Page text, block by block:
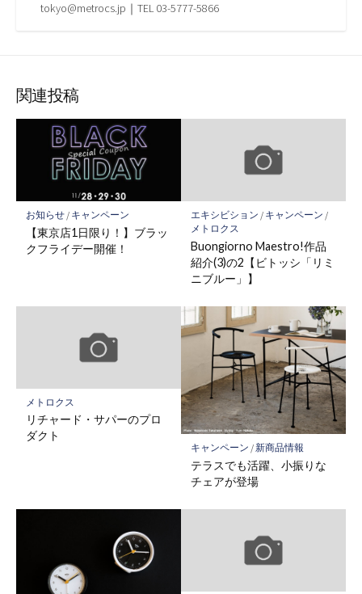
tokyo@metrocs.jp｜TEL 03-5777-5866
関連投稿
お知らせ/ キャンペーン
【東京店1日限り！】ブラッ
クフライデー開催！
エキシビション / キャンペーン /
メトロクス
Buongiorno Maestro!作品
紹介(3)の2【ビトッシ「リミ
ニブルー」】
メトロクス
リチャード・サパーのプロ
ダクト
キャンペーン /新商品情報
テラスでも活躍、小振りな
チェアが登場